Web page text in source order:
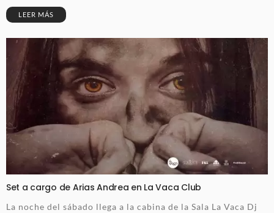
LEER MÁS
Set a cargo de Arias Andrea en La Vaca Club
La noche del sábado llega a la cabina de la Sala La Vaca Dj